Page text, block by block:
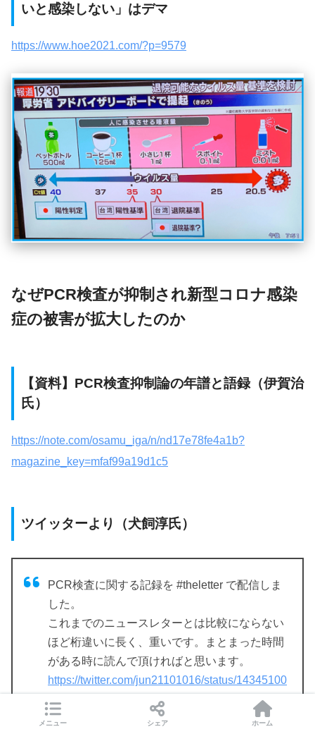
いと感染しない」はデマ
https://www.hoe2021.com/?p=9579
なぜPCR検査が抑制され新型コロナ感染
症の被害が拡大したのか
【資料】PCR検査抑制論の年譜と語録（伊賀治
氏）
https://note.com/osamu_iga/n/nd17e78fe4a1b?
magazine_key=mfaf99a19d1c5
ツイッターより（犬飼淳氏）
PCR検査に関する記録を #theletter で配信しま
した。
これまでのニュースレターとは比較にならない
ほど桁違いに長く、重いです。まとまった時間
がある時に読んで頂ければと思います。
https://twitter.com/jun21101016/status/14345100
83925315586
全ての発端である2020年2月の1ヶ月間を徹底的
メニュー シェア ホーム